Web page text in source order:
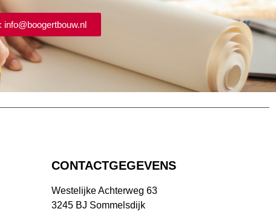
info@boogertbouw.nl
CONTACTGEGEVENS
Westelijke Achterweg 63
3245 BJ Sommelsdijk